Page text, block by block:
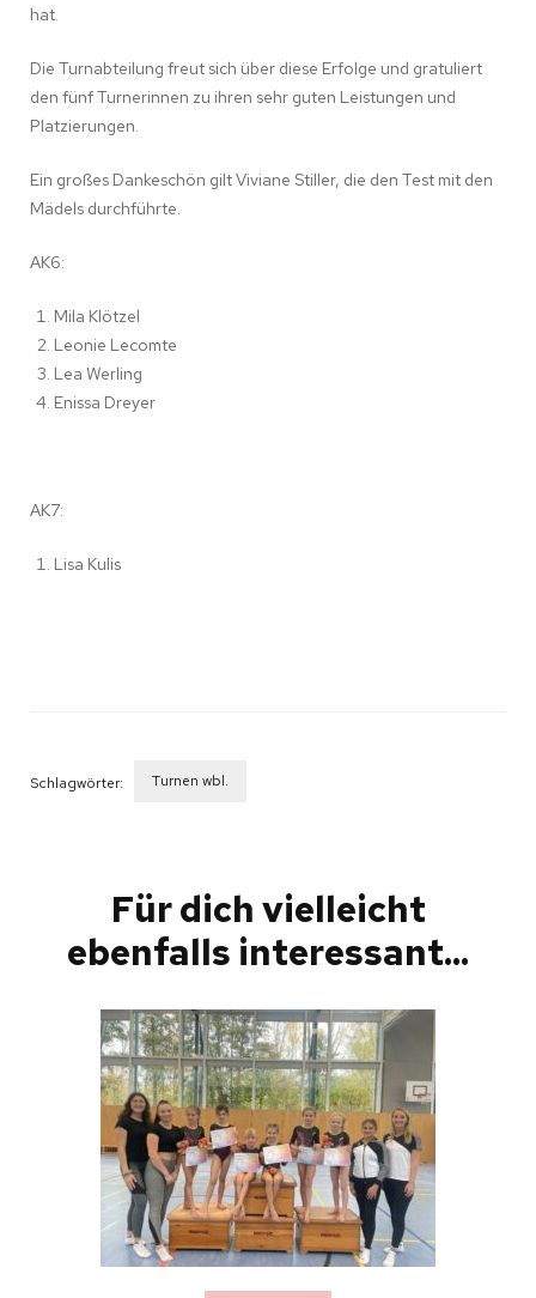
hat.
Die Turnabteilung freut sich über diese Erfolge und gratuliert
den fünf Turnerinnen zu ihren sehr guten Leistungen und
Platzierungen.
Ein großes Dankeschön gilt Viviane Stiller, die den Test mit den
Mädels durchführte.
AK6:
Mila Klötzel
Leonie Lecomte
Lea Werling
Enissa Dreyer
AK7:
Lisa Kulis
Schlagwörter: Turnen wbl.
Für dich vielleicht
ebenfalls interessant...